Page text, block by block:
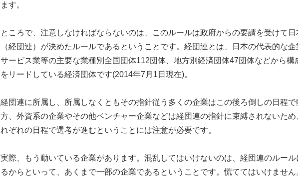
ます。
ところで、注意しなければならないのは、このルールは政府からの要請を受けて
（経団連）が決めたルールであるということです。経団連とは、日本の代表的な
サービス業等の主要な業種別全国団体112団体、地方別経済団体47団体などから構
をリードしている経済団体です(2014年7月1日現在)。
経団連に所属し、所属しなくともその指針従う多くの企業はこの後ろ倒しの日程
方、外資系の企業やその他ベンチャー企業などは経団連の指針に束縛されないた
れぞれの日程で選考が進むということには注意が必要です。
実際、もう動いている企業があります。混乱してはいけないのは、経団連のルー
るからといって、あくまで一部の企業であるということです。慌ててはいけませ